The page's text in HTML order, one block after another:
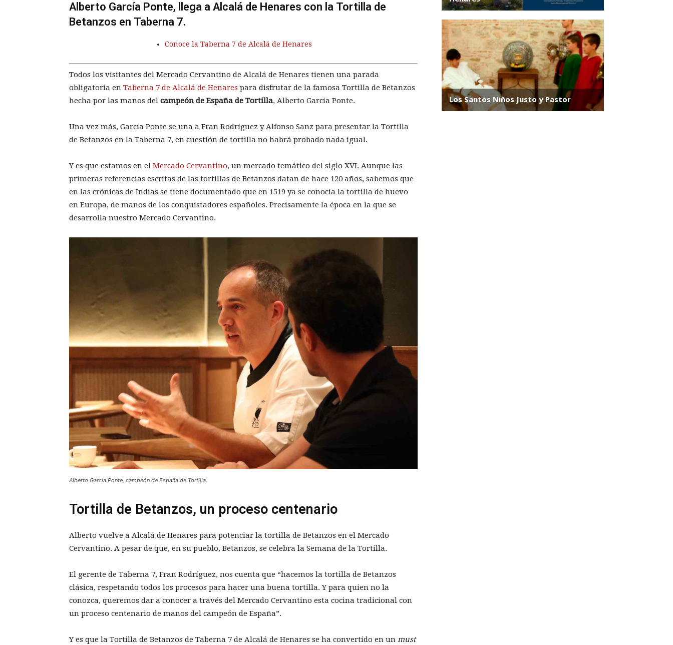
Alberto García Ponte, llega a Alcalá de Henares con la Tortilla de
Betanzos en Taberna 7.
Conoce la Taberna 7 de Alcalá de Henares
Todos los visitantes del Mercado Cervantino de Alcalá de Henares tienen una parada
obligatoria en Taberna 7 de Alcalá de Henares para disfrutar de la famosa Tortilla de Betanzos
hecha por las manos del campeón de España de Tortilla, Alberto García Ponte.
Una vez más, García Ponte se una a Fran Rodríguez y Alfonso Sanz para presentar la Tortilla
de Betanzos en la Taberna 7, en cuestión de tortilla no habrá probado nada igual.
Y es que estamos en el Mercado Cervantino, un mercado temático del siglo XVI. Aunque las
primeras referencias escritas de las tortillas de Betanzos datan de hace 120 años, sabemos que
en las crónicas de Indias se tiene documentado que en 1519 ya se conocía la tortilla de huevo
en Europa, de manos de los conquistadores españoles. Precisamente la época en la que se
desarrolla nuestro Mercado Cervantino.
Alberto García Ponte, campeón de España de Tortilla.
Tortilla de Betanzos, un proceso centenario
Alberto vuelve a Alcalá de Henares para potenciar la tortilla de Betanzos en el Mercado
Cervantino. A pesar de que, en su pueblo, Betanzos, se celebra la Semana de la Tortilla.
El gerente de Taberna 7, Fran Rodríguez, nos cuenta que “hacemos la tortilla de Betanzos
clásica, respetando todos los procesos para hacer una buena tortilla. Y para quien no la
conozca, queremos dar a conocer a través del Mercado Cervantino esta cocina tradicional con
un proceso centenario de manos del campeón de España”.
Y es que la Tortilla de Betanzos de Taberna 7 de Alcalá de Henares se ha convertido en un must